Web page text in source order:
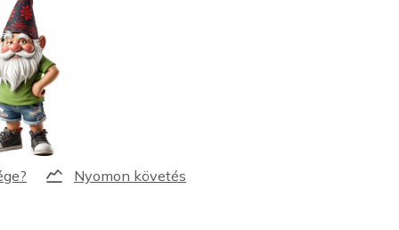
Nyomon követés